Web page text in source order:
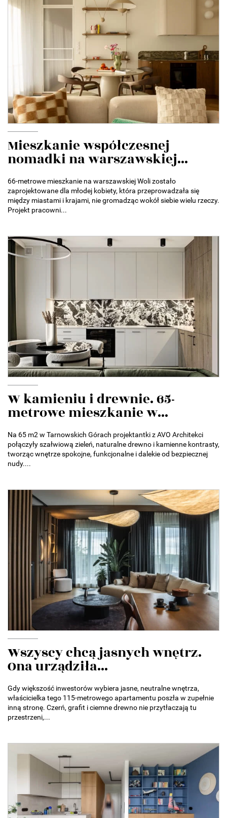
Mieszkanie współczesnej
nomadki na warszawskiej...
66-metrowe mieszkanie na warszawskiej Woli zostało
zaprojektowane dla młodej kobiety, która przeprowadzała się
między miastami i krajami, nie gromadząc wokół siebie wielu rzeczy.
Projekt pracowni...
W kamieniu i drewnie. 65-
metrowe mieszkanie w...
Na 65 m2 w Tarnowskich Górach projektantki z AVO Architekci
połączyły szałwiową zieleń, naturalne drewno i kamienne kontrasty,
tworząc wnętrze spokojne, funkcjonalne i dalekie od bezpiecznej
nudy....
Wszyscy chcą jasnych wnętrz.
Ona urządziła...
Gdy większość inwestorów wybiera jasne, neutralne wnętrza,
właścicielka tego 115-metrowego apartamentu poszła w zupełnie
inną stronę. Czerń, grafit i ciemne drewno nie przytłaczają tu
przestrzeni,...